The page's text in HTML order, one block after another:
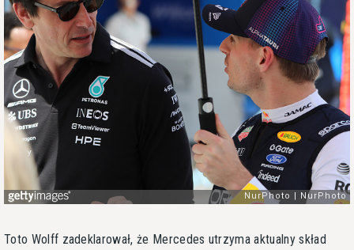
Toto Wolff zadeklarował, że Mercedes utrzyma aktualny skład